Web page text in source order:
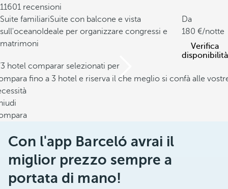
11601 recensioni
Suite familiariSuite con balcone e vista
sull'oceano Ideale per organizzare congressi e
matrimoni
Da
180
/notte
Verifica
disponibilità
hotel comparar selezionati per
fino a 3 hotel e riserva il che meglio si confà alle
Con l'app Barceló avrai il
miglior prezzo sempre a
portata di mano!